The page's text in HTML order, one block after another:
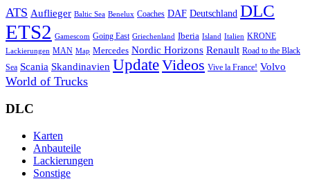
ATS Auflieger Baltic Sea Benelux Coaches DAF Deutschland DLC
ETS2 Gamescom Going East Griechenland Iberia Island Italien KRONE
Lackierungen MAN Map Mercedes Nordic Horizons Renault Road to the Black
Sea Scania Skandinavien UpdateVideos Vive la France! Volvo
World of Trucks
DLC
Karten
Anbauteile
Lackierungen
Sonstige